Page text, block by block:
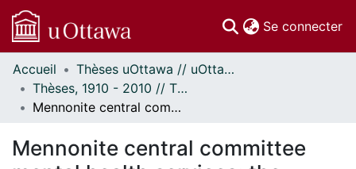
Se connecter
Communautés
et collections
Parcourir
À propos
Accueil
Thèses uOttawa // uOttawa Theses
Thèses, 1910 - 2010 // Theses, 1910 - 2010
Mennonite central committee mental health services: the establishment of three mental institutions
Mennonite central committee